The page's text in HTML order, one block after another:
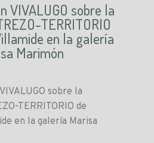
VIVALUGO sobre la
TERRITORIO
en la galería
Marimón
sobre la
TERRITORIO de
en la galería Marisa